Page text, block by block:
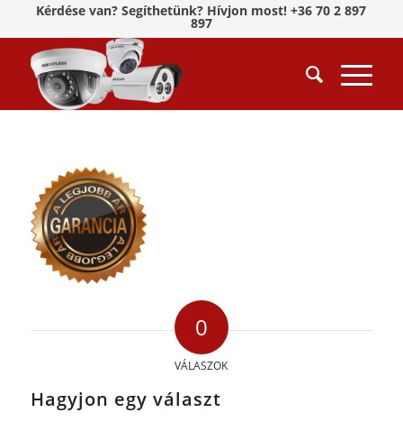
Kérdése van? Segíthetünk? Hívjon most! +36 70 2 897
897
0
VÁLASZOK
Hagyjon egy választ